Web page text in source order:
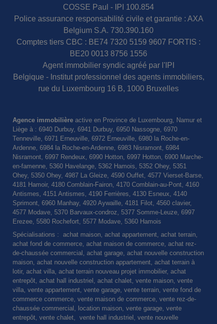
COSSE Paul - IPI 100.854
Police assurance responsabilité civile et garantie : AXA
Belgium S.A. 730.390.160
Comptes tiers CBC : BE74 7320 5159 9607 FORTIS :
BE20 0013 8756 1556
Agent immobilier syndic agréé par l'IPI
Belgique - Institut professionnel des agents immobiliers,
rue du Luxembourg 16 B, 1000 Bruxelles
Agence immobilière active en Province de Luxembourg, Namur et
Liège à : 6940 Durbuy, 6941 Durbuy, 6950 Nassogne, 6970
Tenneville, 6971 Erneuville, 6972 Erneuville, 6980 la Roche-en-
Ardenne, 6984 la Roche-en-Ardenne, 6983 Nisramont, 6984
Nisramont, 6997 Rendeux, 6990 Hotton, 6997 Hotton, 6900 Marche-
en-famenne, 5360 Havelange, 5362 Hamois, 5352 Ohey, 5351
Ohey, 5350 Ohey, 4987 La Gleize, 4590 Ouffet, 4577 Vierset-Barse,
4181 Hamoir, 4180 Comblain-Fairon, 4170 Comblain-au-Pont, 4160
Antismes, 4151 Antismes, 4190 Ferrières, 4130 Esneux, 4140
Sprimont, 6960 Manhay, 4920 Aywaille, 4181 Filot, 4560 clavier,
4577 Modave, 5370 Barvaux-condroz, 5377 Somme-Leuze, 6997
Erezee, 5580 Rochefort, 5577 Modave, 5360 Hamois
Spécialisations : achat maison, achat appartement, achat terrain,
achat fond de commerce, achat maison de commerce, achat rez-
de-chaussée commercial, achat garage, achat nouvelle construction
maison, achat nouvelle construction appartement, achat terrain à
lotir, achat villa, achat terrain nouveau projet immobilier, achat
entrepôt, achat hall industriel, achat chalet, vente maison, vente
villa, vente appartement, vente garage, vente terrain, vente fond de
commerce commerce, vente maison de commerce, vente rez-de-
chaussée commercial, location maison, vente garage, vente
entrepôt, vente chalet, vente hall industriel, vente nouvelle